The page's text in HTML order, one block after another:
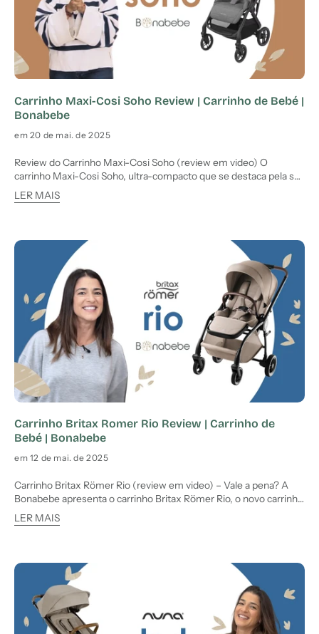
Carrinho Maxi-Cosi Soho Review | Carrinho de Bebé |
Bonabebe
em 20 de mai. de 2025
Review do Carrinho Maxi-Cosi Soho (review em video) O
carrinho Maxi-Cosi Soho, ultra-compacto que se destaca pela sua
leveza, versatilidade e facilidade de utilização no dia a dia. Ideal
como segundo carrinho — ou até como carrinho principal —
LER MAIS
Carrinho Britax Romer Rio Review | Carrinho de
Bebé | Bonabebe
em 12 de mai. de 2025
Carrinho Britax Römer Rio (review em video) – Vale a pena? A
Bonabebe apresenta o carrinho Britax Römer Rio, o novo carrinho
de bebé compacto que combina leveza, conforto e
compatibilidade com uma vasta gama de cadeiras auto. Trata-se
LER MAIS